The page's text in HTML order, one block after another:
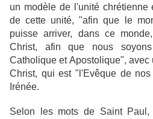
un modèle de l'unité chrétienne
de cette unité, "afin que le
puisse arriver, dans ce
Christ, afin que nous
Catholique et Apostolique", avec
Christ, qui est "l'Evêque de
Irénée.
Selon les mots de Saint Paul,